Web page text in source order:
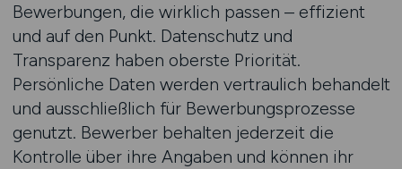
Bewerbungen, die wirklich passen – effizient
und auf den Punkt. Datenschutz und
Transparenz haben oberste Priorität.
Persönliche Daten werden vertraulich behandelt
und ausschließlich für Bewerbungsprozesse
genutzt. Bewerber behalten jederzeit die
Kontrolle über ihre Angaben und können ihr